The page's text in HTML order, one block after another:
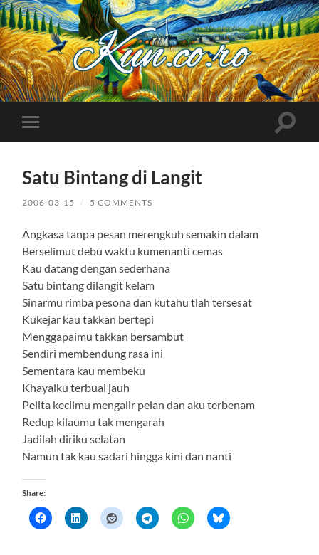
Kuncoro++
Toggle
mobile
Toggle
Satu Bintang di Langit
2006-03-15 / 5 COMMENTS
Angkasa tanpa pesan merengkuh semakin dalam
Berselimut debu waktu kumenanti cemas
Kau datang dengan sederhana
Satu bintang dilangit kelam
Sinarmu rimba pesona dan kutahu tlah tersesat
Kukejar kau takkan bertepi
Menggapaimu takkan bersambut
Sendiri membendung rasa ini
Sementara kau membeku
Khayalku terbuai jauh
Pelita kecilmu mengalir pelan dan aku terbenam
Redup kilaumu tak mengarah
Jadilah diriku selatan
Namun tak kau sadari hingga kini dan nanti
Share: